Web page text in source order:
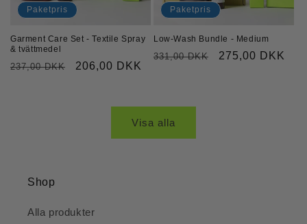
Paketpris
Garment Care Set - Textile Spray
& tvättmedel
Ordinarie
237,00 DKK Försäljningspris
206,00 DKK
Paketpris
Low-Wash Bundle - Medium
Ordinarie
331,00 DKK Försäljningspris
275,00 DKK
Visa alla
Shop
Alla produkter